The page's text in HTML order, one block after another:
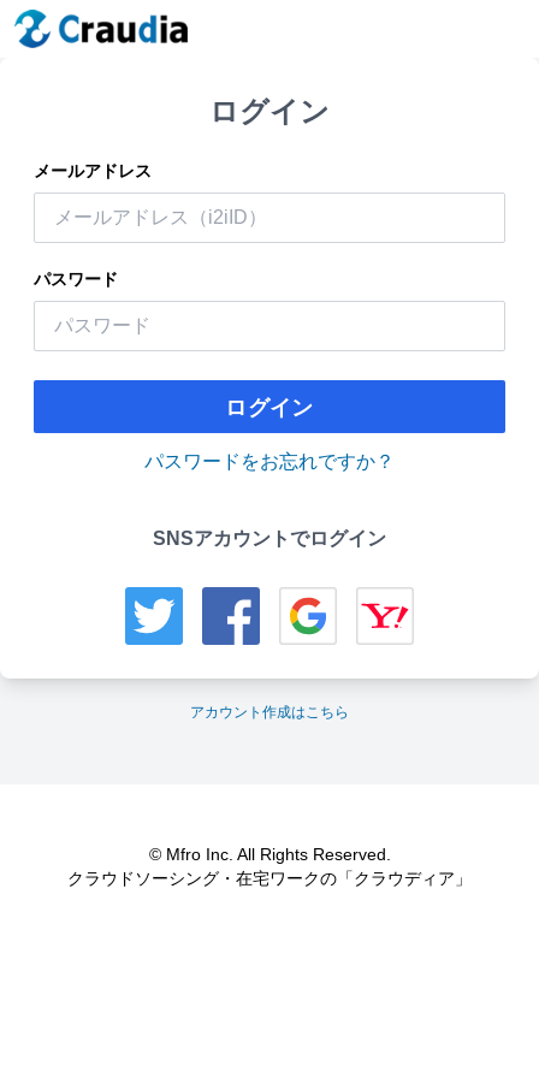
ログイン
メールアドレス
パスワード
ログイン
パスワードをお忘れですか？
SNSアカウントでログイン
アカウント作成はこちら
© Mfro Inc. All Rights Reserved.
クラウドソーシング・在宅ワークの「クラウディア」